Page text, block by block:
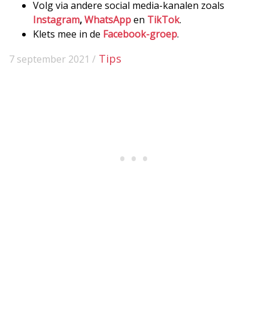
Volg via andere social media-kanalen zoals
Instagram,WhatsAppen TikTok.
Klets mee in de Facebook-groep.
7 september 2021 / Tips